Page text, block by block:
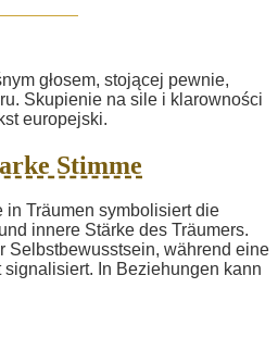
Stimme
in Träumen symbolisiert die
innere Stärke des Träumers.
Selbstbewusstsein, während eine
In Beziehungen kann